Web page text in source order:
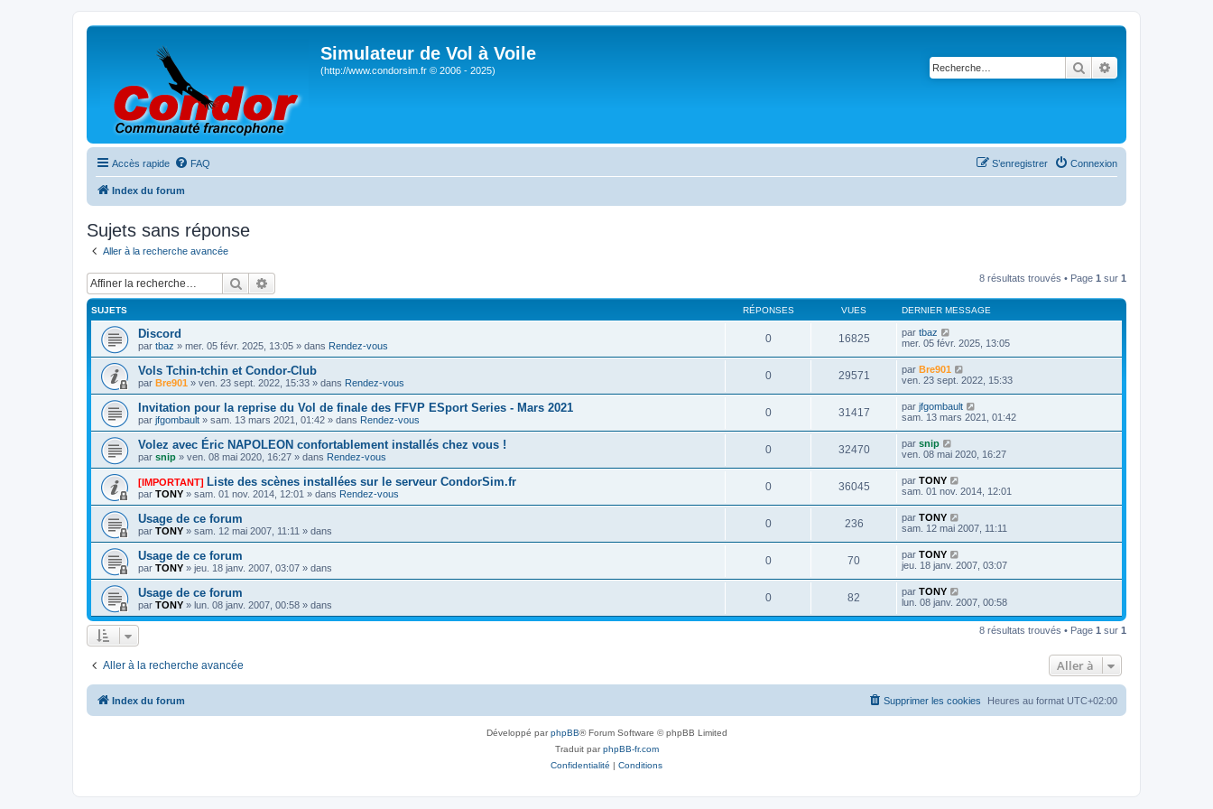
Simulateur de Vol à Voile
(http://www.condorsim.fr © 2006 - 2025) Rechercher
Accès rapide FAQ Connexion
S’enregistrer
Index du forum
Sujets sans réponse
Aller à la recherche avancée
Rechercher 8 résultats trouvés • Page 1 sur 1
SUJETS RÉPONSES VUES DERNIER MESSAGE
Discord
par tbaz » mer. 05 févr. 2025, 13:05 » dans Rendez-vous
0 16825 par tbaz
mer. 05 févr. 2025, 13:05
Vols Tchin-tchin et Condor-Club
par Bre901 » ven. 23 sept. 2022, 15:33 » dans Rendez-vous
0 29571 par Bre901
ven. 23 sept. 2022, 15:33
Invitation pour la reprise du Vol de finale des FFVP ESport Series - Mars 2021
par jfgombault » sam. 13 mars 2021, 01:42 » dans Rendez-vous
0 31417 par jfgombault
sam. 13 mars 2021, 01:42
Volez avec Éric NAPOLEON confortablement installés chez vous !
par snip » ven. 08 mai 2020, 16:27 » dans Rendez-vous
0 32470 par snip
ven. 08 mai 2020, 16:27
[IMPORTANT] Liste des scènes installées sur le serveur CondorSim.fr
par TONY » sam. 01 nov. 2014, 12:01 » dans Rendez-vous
0 36045 par TONY
sam. 01 nov. 2014, 12:01
Usage de ce forum
par TONY » sam. 12 mai 2007, 11:11 » dans
0 236 par TONY
sam. 12 mai 2007, 11:11
Usage de ce forum
par TONY » jeu. 18 janv. 2007, 03:07 » dans
0 70 par TONY
jeu. 18 janv. 2007, 03:07
Usage de ce forum
par TONY » lun. 08 janv. 2007, 00:58 » dans
0 82 par TONY
lun. 08 janv. 2007, 00:58
8 résultats trouvés • Page 1 sur 1
Aller à la recherche avancée Aller à
Index du forum Heures au format UTC+02:00
Supprimer les cookies
Développé parphpBB® Forum Software © phpBB Limited
Traduit parphpBB-fr.com
Confidentialité | Conditions